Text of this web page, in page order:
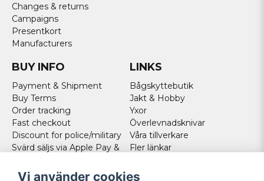
Changes & returns
Campaigns
Presentkort
Manufacturers
BUY INFO
Payment & Shipment
Buy Terms
Order tracking
Fast checkout
Discount for police/military
Svärd säljs via Apple Pay &
Norweigan customers
LINKS
Bågskyttebutik
Jakt & Hobby
Yxor
Överlevnadsknivar
Våra tillverkare
Fler länkar
Vi använder cookies